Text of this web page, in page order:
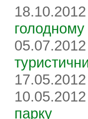
парку